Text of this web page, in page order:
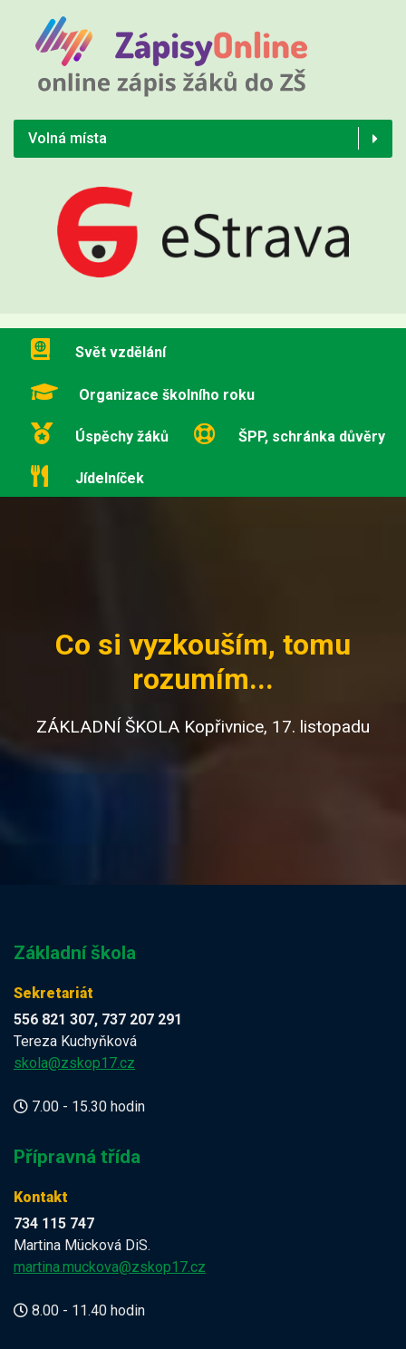
Volná místa
Svět vzdělání
Organizace školního roku
Úspěchy žáků ŠPP, schránka důvěry
Jídelníček
Co si vyzkouším, tomu
rozumím...
ZÁKLADNÍ ŠKOLA Kopřivnice, 17. listopadu
Základní škola
Sekretariát
556 821 307, 737 207 291
Tereza Kuchyňková
skola@zskop17.cz
7.00 - 15.30 hodin
Přípravná třída
Kontakt
734 115 747
Martina Mücková DiS.
martina.muckova@zskop17.cz
8.00 - 11.40 hodin